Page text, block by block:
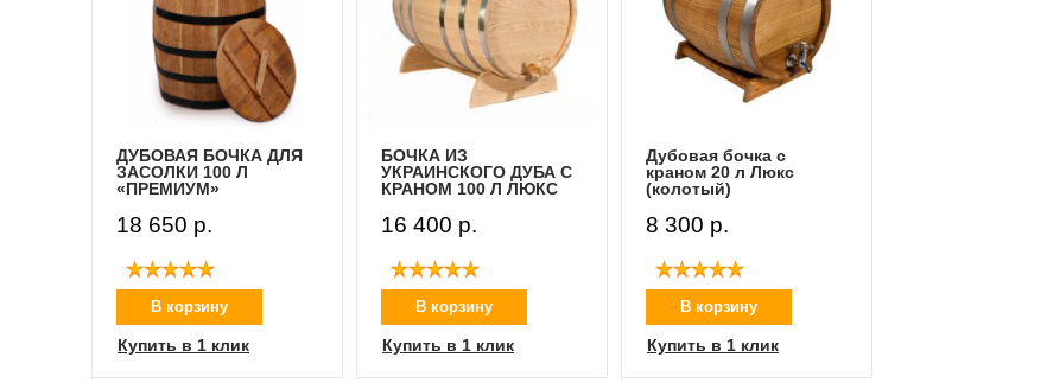
ДУБОВАЯ БОЧКА ДЛЯ
ЗАСОЛКИ 100 Л
«ПРЕМИУМ»
18 650 p.
В корзину
Купить в 1 клик
БОЧКА ИЗ
УКРАИНСКОГО ДУБА С
КРАНОМ 100 Л ЛЮКС
16 400 p.
В корзину
Купить в 1 клик
Дубовая бочка с
краном 20 л Люкс
(колотый)
8 300 p.
В корзину
Купить в 1 клик